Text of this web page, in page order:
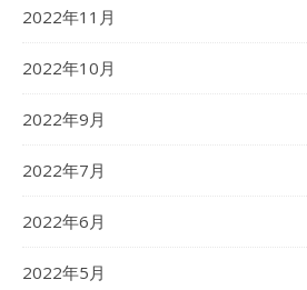
2022年11月
2022年10月
2022年9月
2022年7月
2022年6月
2022年5月